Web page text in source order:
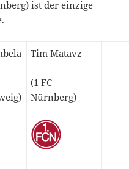
ist der einzige
Tim Matavz
(1 FC
Nürnberg)